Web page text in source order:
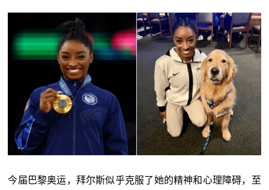
今届巴黎奥运，拜尔斯似乎克服了她的精神和心理障碍，至